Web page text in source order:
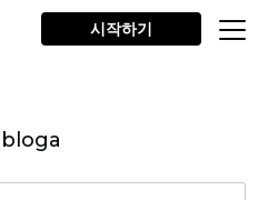
시작하기